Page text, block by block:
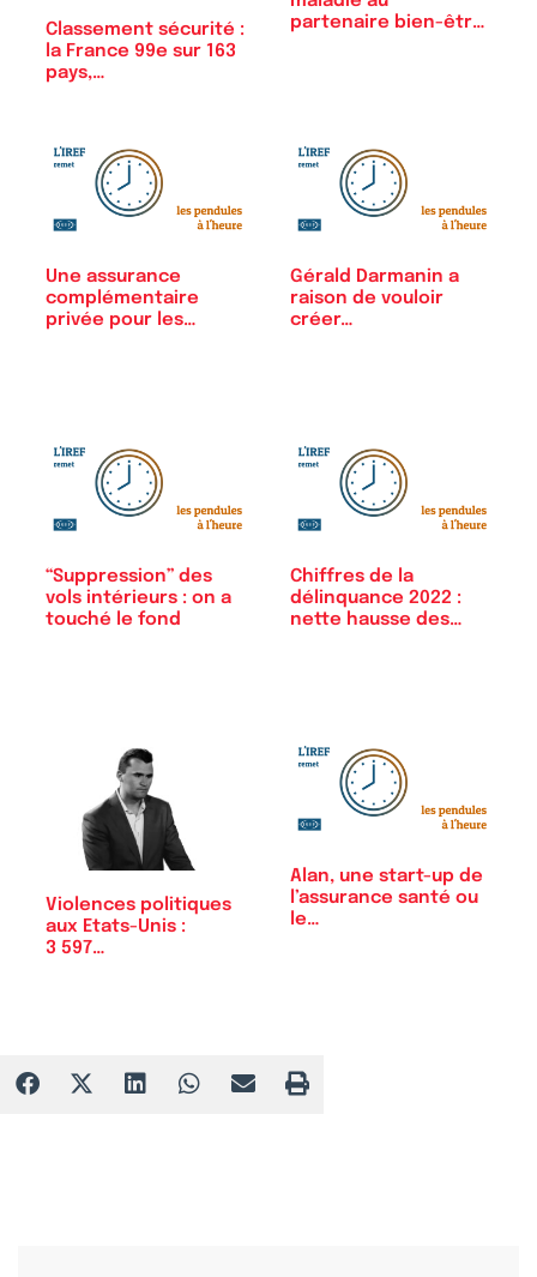
Classement sécurité :
la France 99e sur 163
pays,…
partenaire bien-être
Une assurance
complémentaire
privée pour les
Gérald Darmanin a
raison de vouloir
créer…
“Suppression” des
vols intérieurs : on a
touché le fond
Chiffres de la
délinquance 2022 :
nette hausse des…
Violences politiques
aux Etats-Unis :
3 597…
Alan, une start-up de
l’assurance santé ou
le…